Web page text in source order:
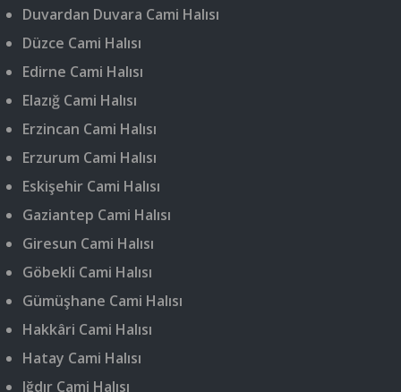
Duvardan Duvara Cami Halısı
Düzce Cami Halısı
Edirne Cami Halısı
Elazığ Cami Halısı
Erzincan Cami Halısı
Erzurum Cami Halısı
Eskişehir Cami Halısı
Gaziantep Cami Halısı
Giresun Cami Halısı
Göbekli Cami Halısı
Gümüşhane Cami Halısı
Hakkâri Cami Halısı
Hatay Cami Halısı
Iğdır Cami Halısı